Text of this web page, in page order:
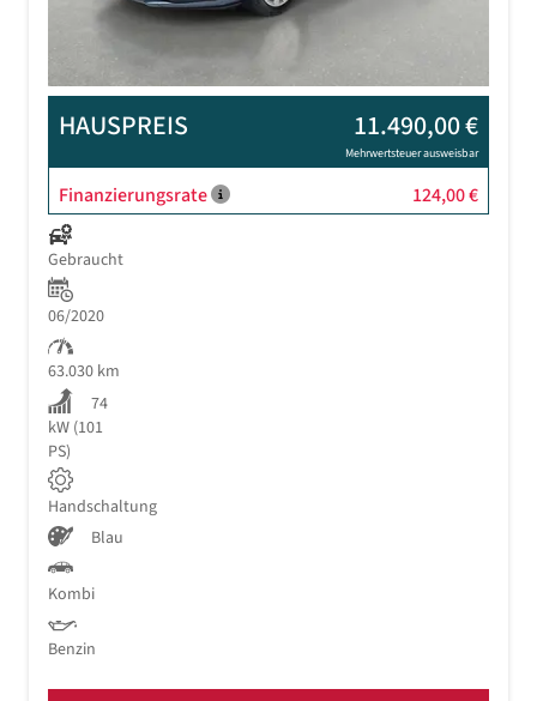
HAUSPREIS 11.490,00 €
Mehrwertsteuer ausweisbar
Finanzierungsrate 124,00 €
Gebraucht
06/2020
63.030 km
74
kW (101
PS)
Handschaltung
Blau
Kombi
Benzin